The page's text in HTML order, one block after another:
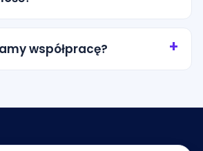
w kontekście regionalnym,
także dla firm
w skali krajowej i
współpracę?
i rekomendacje dopasowane do